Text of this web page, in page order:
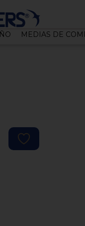
MEDIAS DE